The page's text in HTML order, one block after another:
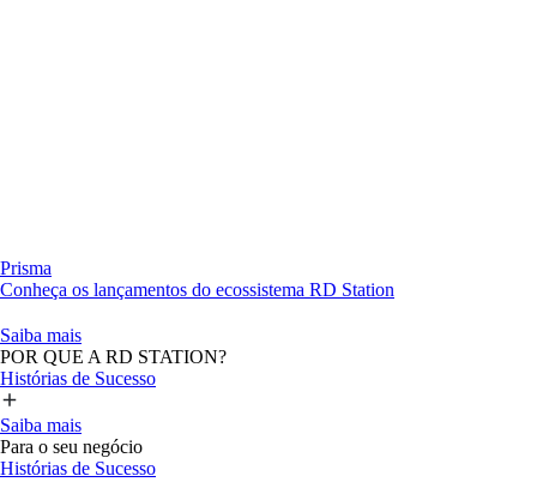
Prisma
Conheça os lançamentos do ecossistema RD Station
Saiba mais
POR QUE A RD STATION?
Histórias de Sucesso
Saiba mais
Para o seu negócio
Histórias de Sucesso